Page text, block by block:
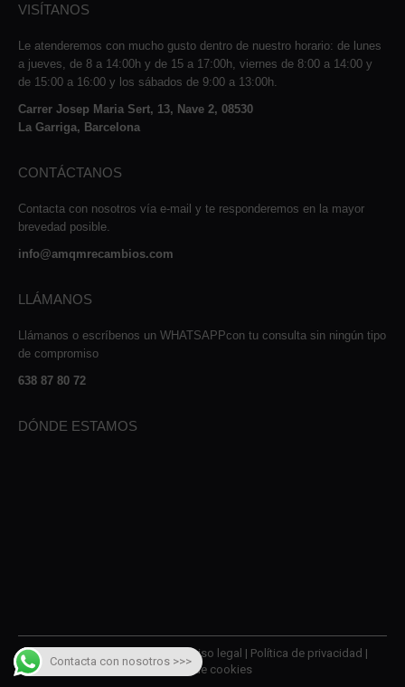
VISÍTANOS
Le atenderemos con mucho gusto dentro de nuestro horario: de lunes
a jueves, de 8 a 14:00h y de 15 a 17:00h, viernes de 8:00 a 14:00 y
de 15:00 a 16:00 y los sábados de 9:00 a 13:00h.
Carrer Josep Maria Sert, 13, Nave 2, 08530
La Garriga, Barcelona
CONTÁCTANOS
Contacta con nosotros vía e-mail y te responderemos en la mayor
brevedad posible.
info@amqmrecambios.com
LLÁMANOS
Llámanos o escríbenos un WHATSAPPcon tu consulta sin ningún tipo
de compromiso
638 87 80 72
DÓNDE ESTAMOS
© 2026 AMQM Recambios | Aviso legal | Política de privacidad |
Política de cookies
Contacta con nosotros >>>